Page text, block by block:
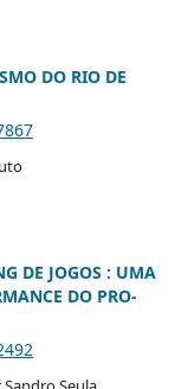
DO RIO DE
DE JOGOS : UMA
DO PRO-